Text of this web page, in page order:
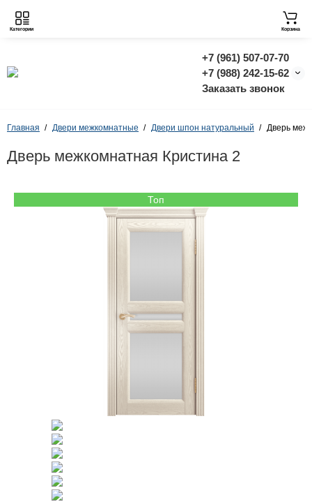
+7 (961) 507-07-70
+7 (988) 242-15-62
Заказать звонок
Категории Корзина
Главная Двери межкомнатные Двери шпон натуральный Дверь
Дверь межкомнатная Кристина 2
Топ